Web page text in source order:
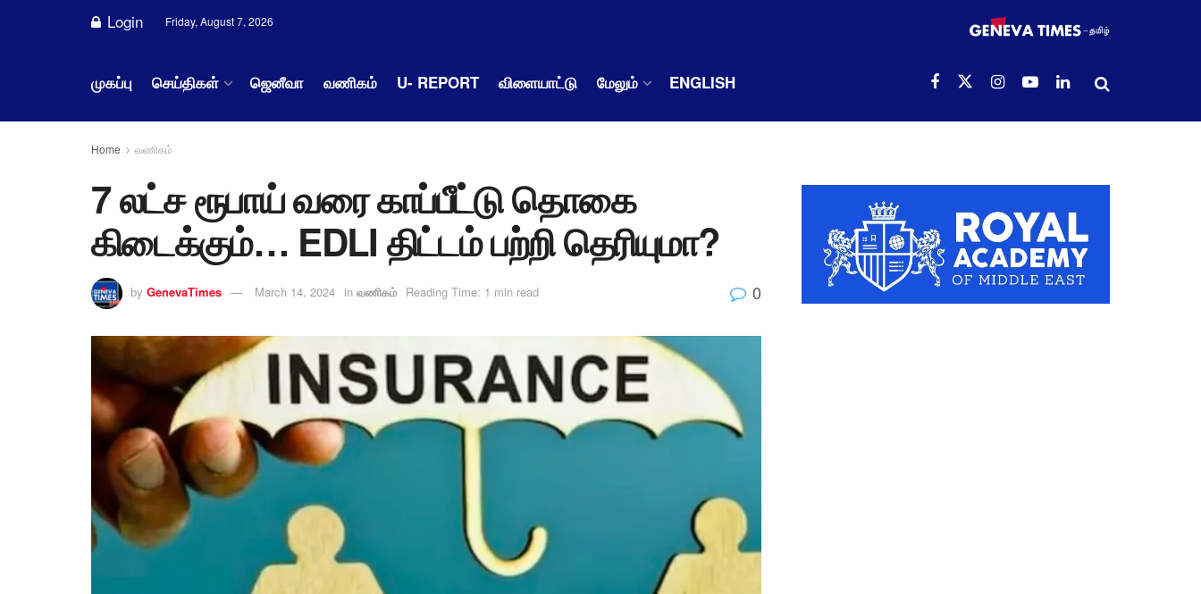
Login Friday, August 7, 2026
முகப்பு செய்திகள் ஜெனீவா வணிகம் U- REPORT விளையாட்டு மேலும் ENGLISH
Home வணிகம்
7 லட்ச ரூபாய் வரை காப்பீட்டு தொகை
கிடைக்கும்… EDLI திட்டம் பற்றி தெரியுமா?
by GenevaTimes March 14, 2024 in வணிகம் Reading Time: 1 min read 0